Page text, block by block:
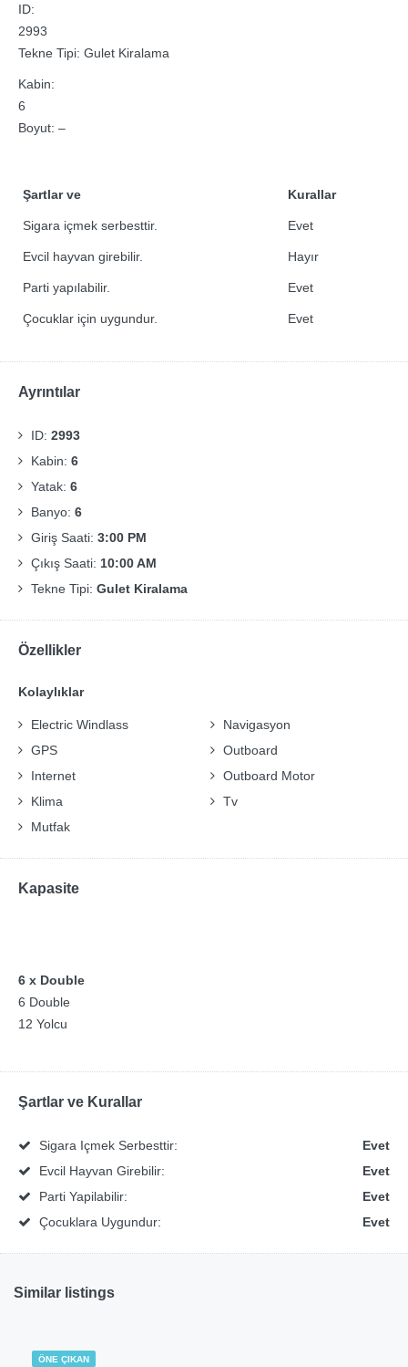
ID:
2993
Tekne Tipi: Gulet Kiralama
Kabin:
6
Boyut: –
Şartlar ve Kurallar
Sigara içmek serbesttir. Evet
Evcil hayvan girebilir. Hayır
Parti yapılabilir. Evet
Çocuklar için uygundur. Evet
Ayrıntılar
ID: 2993
Kabin: 6
Yatak: 6
Banyo: 6
Giriş Saati: 3:00 PM
Çıkış Saati: 10:00 AM
Tekne Tipi: Gulet Kiralama
Özellikler
Kolaylıklar
Electric Windlass
GPS
Internet
Klima
Mutfak
Navigasyon
Outboard
Outboard Motor
Tv
Kapasite
6 x Double
6 Double
12 Yolcu
Şartlar ve Kurallar
Sigara Içmek Serbesttir:
Evet
Evcil Hayvan Girebilir:
Evet
Parti Yapilabilir:
Evet
Çocuklara Uygundur:
Evet
Similar listings
ÖNE ÇIKAN